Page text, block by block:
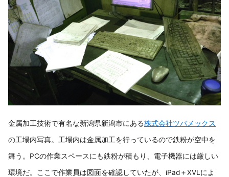
金属加工技術で有名な新潟県新潟市にある株式会社ツバメックス
の工場内写真。工場内は金属加工を行っているので鉄粉が空中を
舞う。PCの作業スペースにも鉄粉が積もり、電子機器には厳しい
環境だ。ここで作業員は図面を確認していたが、iPad＋XVLによ